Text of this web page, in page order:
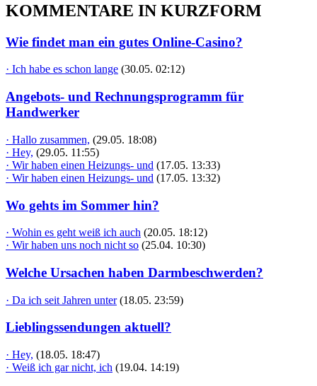
KOMMENTARE IN KURZFORM
Wie findet man ein gutes Online-Casino?
· Ich habe es schon lange (30.05. 02:12)
Angebots- und Rechnungsprogramm für
Handwerker
· Hallo zusammen, (29.05. 18:08)
· Hey, (29.05. 11:55)
· Wir haben einen Heizungs- und (17.05. 13:33)
· Wir haben einen Heizungs- und (17.05. 13:32)
Wo gehts im Sommer hin?
· Wohin es geht weiß ich auch (20.05. 18:12)
· Wir haben uns noch nicht so (25.04. 10:30)
Welche Ursachen haben Darmbeschwerden?
· Da ich seit Jahren unter (18.05. 23:59)
Lieblingssendungen aktuell?
· Hey, (18.05. 18:47)
· Weiß ich gar nicht, ich (19.04. 14:19)